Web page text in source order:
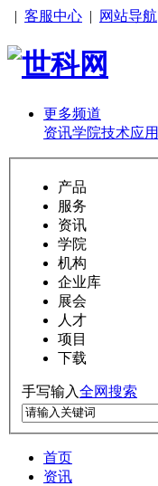
| 客服中心 | 网站导航
更多频道
资讯学院技术应用
产品
服务
资讯
学院
机构
企业库
展会
人才
项目
下载
手写输入全网搜索
首页
资讯